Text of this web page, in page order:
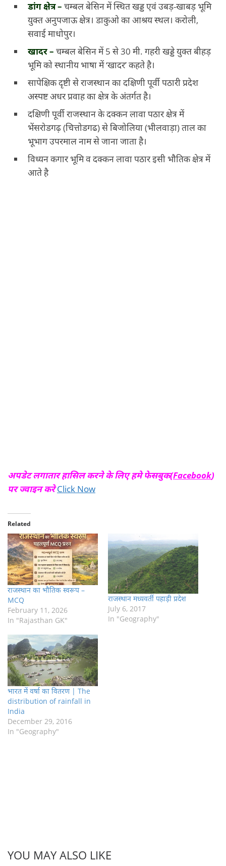
डांग क्षेत्र – चम्बल बेसिन में स्थित खड्ड एवं उबड़-खाबड़ भूमि
युक्त अनुपजाऊ क्षेत्र। डाकुओ का आश्रय स्थल। करोली,
सवाई माधोपुर।
खादर – चम्बल बेसिन में 5 से 30 मी. गहरी खड्डे युक्त बीहड़
भूमि को स्थानीय भाषा में ‘खादर’ कहते है।
सापेक्षिक दृष्टी से राजस्थान का दक्षिणी पूर्वी पठारी प्रदेश
अस्पष्ट अधर प्रवाह का क्षेत्र के अंतर्गत है।
दक्षिणी पूर्वी राजस्थान के दक्कन लावा पठार क्षेत्र में
भेंसरोडगढ़ (चित्तोडगढ) से बिजोलिया (भीलवाड़ा) ताल का
भूभाग उपरमाल नाम से जाना जाता है।
विध्यन कगार भूमि व दक्कन लावा पठार इसी भौतिक क्षेत्र में
आते है
अपडेट लगातार हासिल करने के लिए हमे फेसबुक(Facebook)
पर ज्वाइन करे Click Now
Related
राजस्थान का भौतिक स्वरूप –
MCQ
February 11, 2026
In "Rajasthan GK"
राजस्थान मध्यवर्ती पहाड़ी प्रदेश
July 6, 2017
In "Geography"
भारत में वर्षा का वितरण | The
distribution of rainfall in
India
December 29, 2016
In "Geography"
YOU MAY ALSO LIKE